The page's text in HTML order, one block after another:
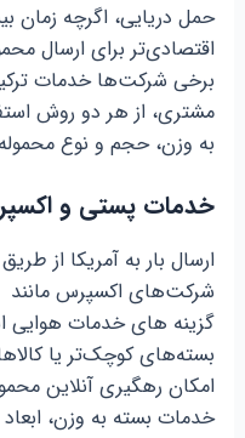
حمل دریایی، اگرچه زمان
اقتصادی‌تر برای ارسال
برخی شرکت‌ها خدمات
مشتری، از هر دو روش
به وزن، حجم و نوع
خدمات پستی و
ارسال بار به آمریکا از
گزینه های خدمات هوایی
بسته‌های کوچک‌تر یا
امکان رهگیری آنلاین
خدمات بسته به وزن،